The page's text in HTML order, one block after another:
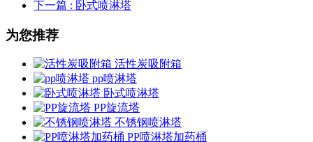
下一篇 : 卧式喷淋塔
为您推荐
活性炭吸附箱
pp喷淋塔
卧式喷淋塔
PP旋流塔
不锈钢喷淋塔
PP喷淋塔加药桶